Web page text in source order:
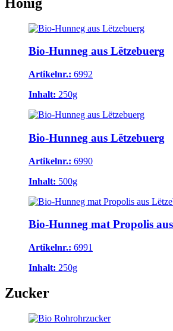
Bio-Hunneg aus Lëtzebuerg
Artikelnr.: 6992
Inhalt: 250g
Bio-Hunneg aus Lëtzebuerg
Artikelnr.: 6990
Inhalt: 500g
Bio-Hunneg mat Propolis
Artikelnr.: 6991
Inhalt: 250g
Zucker